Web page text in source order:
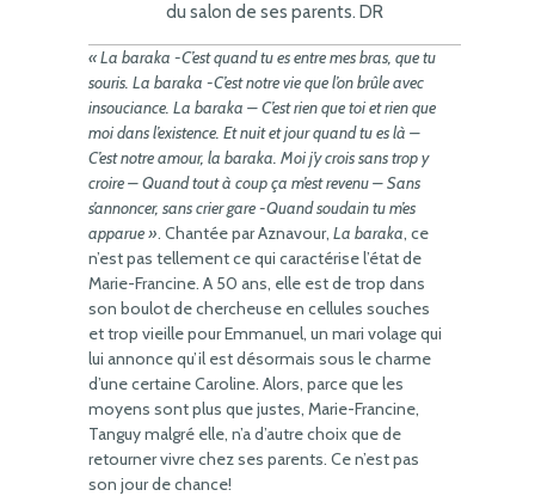
du salon de ses parents. DR
« La baraka -C’est quand tu es entre mes bras, que tu
souris. La baraka -C’est notre vie que l’on brûle avec
insouciance. La baraka – C’est rien que toi et rien que
moi dans l’existence. Et nuit et jour quand tu es là –
C’est notre amour, la baraka. Moi j’y crois sans trop y
croire – Quand tout à coup ça m’est revenu – Sans
s’annoncer, sans crier gare -Quand soudain tu m’es
apparue ». Chantée par Aznavour, La baraka, ce
n’est pas tellement ce qui caractérise l’état de
Marie-Francine. A 50 ans, elle est de trop dans
son boulot de chercheuse en cellules souches
et trop vieille pour Emmanuel, un mari volage qui
lui annonce qu’il est désormais sous le charme
d’une certaine Caroline. Alors, parce que les
moyens sont plus que justes, Marie-Francine,
Tanguy malgré elle, n’a d’autre choix que de
retourner vivre chez ses parents. Ce n’est pas
son jour de chance!